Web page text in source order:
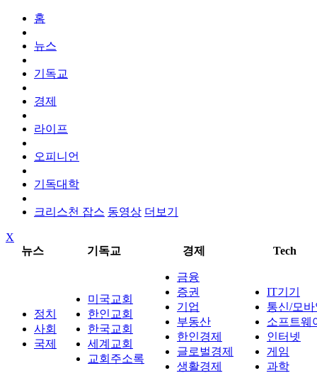
홈
뉴스
기독교
경제
라이프
오피니언
기독대학
크리스천 잡스 동영상 더보기
X
뉴스
기독교 경제 Tech
정치
사회
국제
미국교회
한인교회
한국교회
세계교회
교회주소록
금융
증권
기업
부동산
한인경제
글로벌경제
생활경제
IT기기
통신/모
소프트웨
인터넷
게임
과학